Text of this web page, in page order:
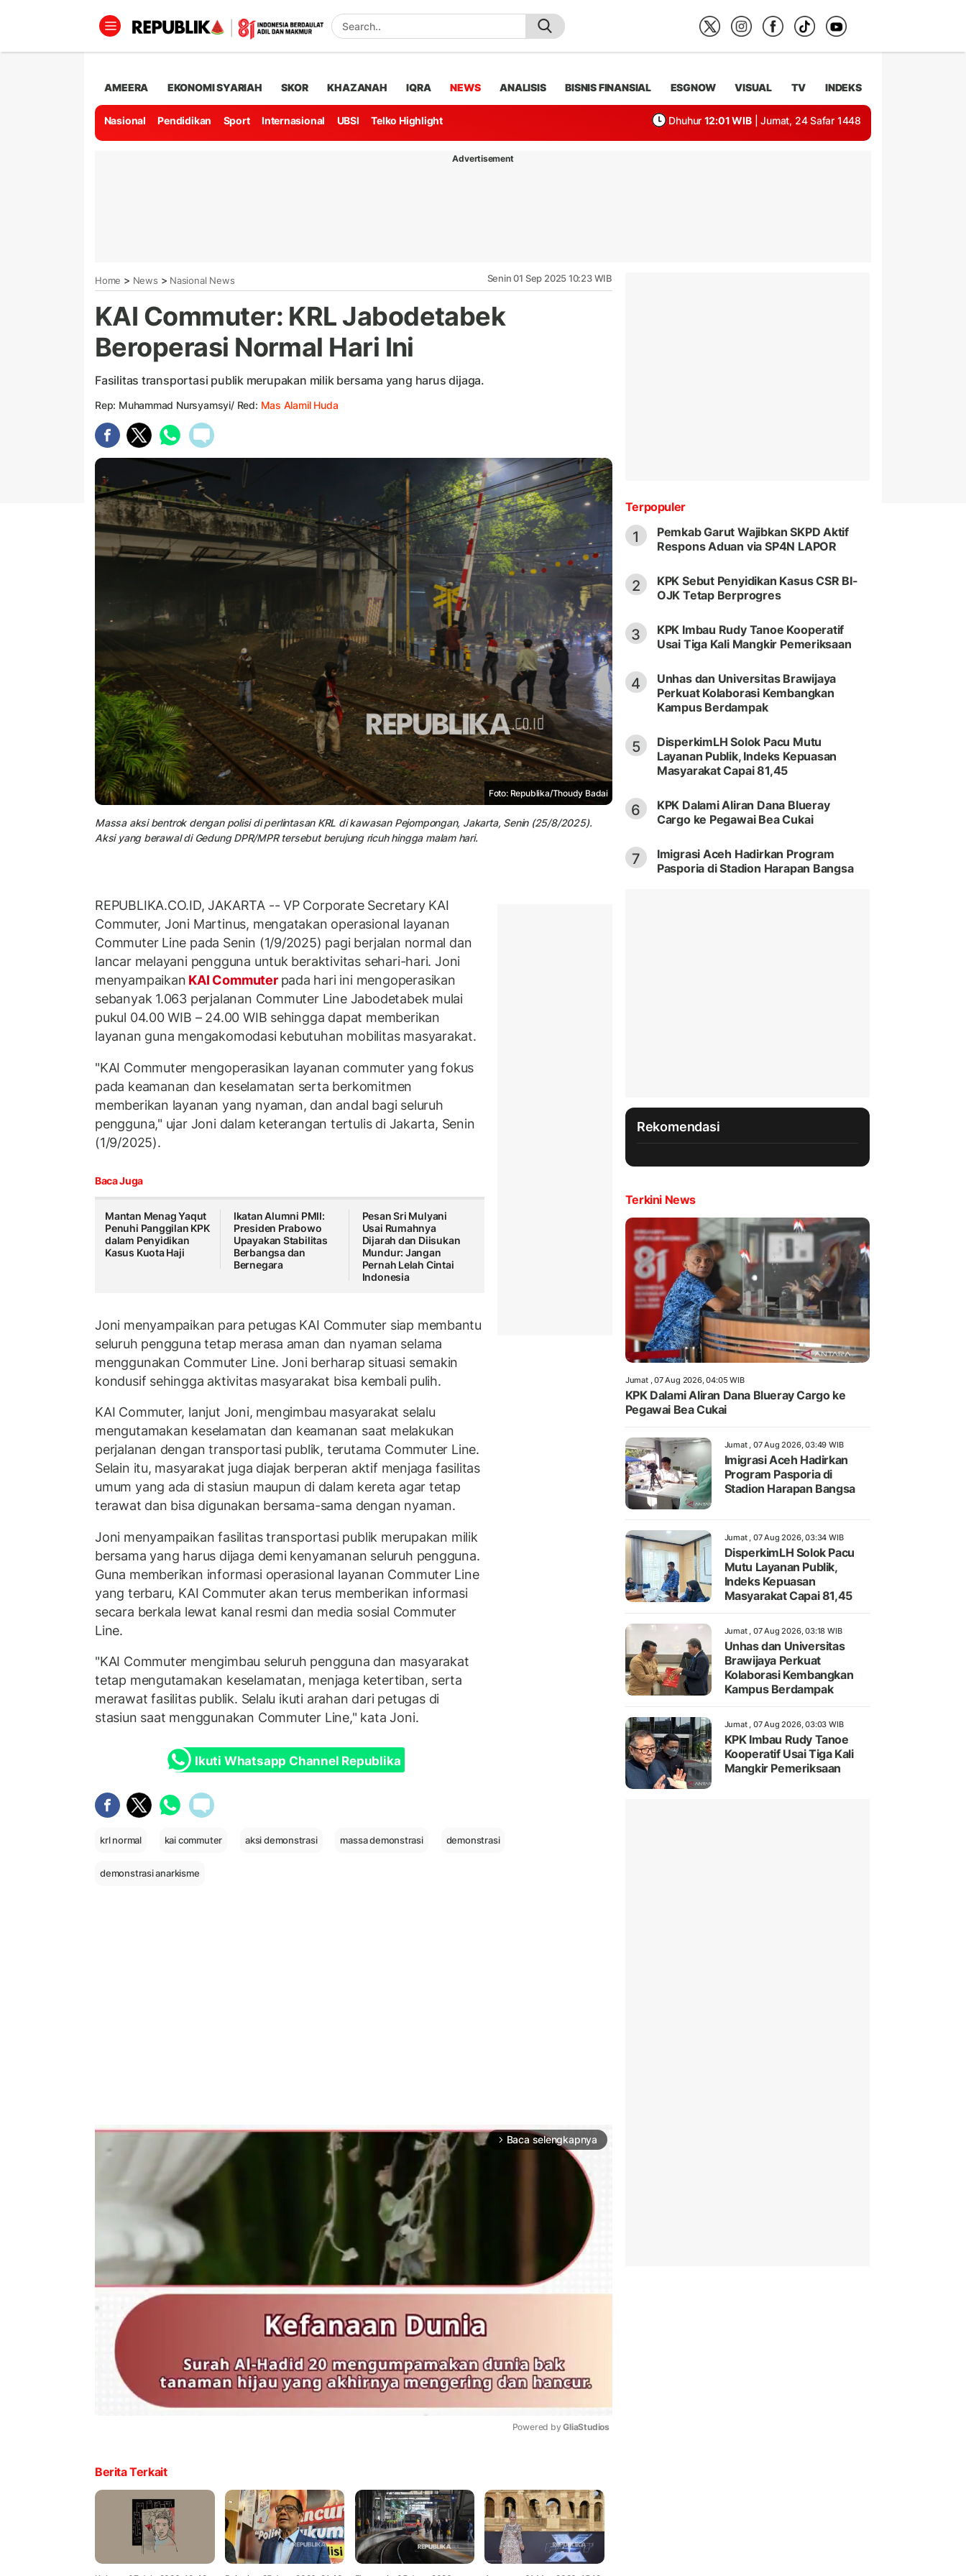
AMEERA EKONOMI SYARIAH SKOR KHAZANAH IQRA NEWS ANALISIS BISNIS FINANSIAL ESGNOW VISUAL TV INDEKS
Nasional Pendidikan Sport Internasional UBSI Telko Highlight Dhuhur 12:01 WIB | Jumat, 24 Safar 1448
Advertisement
Home > News > Nasional News Senin 01 Sep 2025 10:23 WIB
KAI Commuter: KRL Jabodetabek
Beroperasi Normal Hari Ini
Fasilitas transportasi publik merupakan milik bersama yang harus dijaga.
Rep: Muhammad Nursyamsyi/ Red: Mas Alamil Huda
Foto: Republika/Thoudy Badai
Massa aksi bentrok dengan polisi di perlintasan KRL di kawasan Pejompongan, Jakarta, Senin (25/8/2025).
Aksi yang berawal di Gedung DPR/MPR tersebut berujung ricuh hingga malam hari.
REPUBLIKA.CO.ID, JAKARTA -- VP Corporate Secretary KAI
Commuter, Joni Martinus, mengatakan operasional layanan
Commuter Line pada Senin (1/9/2025) pagi berjalan normal dan
lancar melayani pengguna untuk beraktivitas sehari-hari. Joni
menyampaikan KAI Commuter pada hari ini mengoperasikan
sebanyak 1.063 perjalanan Commuter Line Jabodetabek mulai
pukul 04.00 WIB – 24.00 WIB sehingga dapat memberikan
layanan guna mengakomodasi kebutuhan mobilitas masyarakat.
"KAI Commuter mengoperasikan layanan commuter yang fokus
pada keamanan dan keselamatan serta berkomitmen
memberikan layanan yang nyaman, dan andal bagi seluruh
pengguna," ujar Joni dalam keterangan tertulis di Jakarta, Senin
(1/9/2025).
Baca Juga
Mantan Menag Yaqut
Penuhi Panggilan KPK
dalam Penyidikan
Kasus Kuota Haji
Ikatan Alumni PMII:
Presiden Prabowo
Upayakan Stabilitas
Berbangsa dan
Bernegara
Pesan Sri Mulyani
Usai Rumahnya
Dijarah dan Diisukan
Mundur: Jangan
Pernah Lelah Cintai
Indonesia
Joni menyampaikan para petugas KAI Commuter siap membantu
seluruh pengguna tetap merasa aman dan nyaman selama
menggunakan Commuter Line. Joni berharap situasi semakin
kondusif sehingga aktivitas masyarakat bisa kembali pulih.
KAI Commuter, lanjut Joni, mengimbau masyarakat selalu
mengutamakan keselamatan dan keamanan saat melakukan
perjalanan dengan transportasi publik, terutama Commuter Line.
Selain itu, masyarakat juga diajak berperan aktif menjaga fasilitas
umum yang ada di stasiun maupun di dalam kereta agar tetap
terawat dan bisa digunakan bersama-sama dengan nyaman.
Joni menyampaikan fasilitas transportasi publik merupakan milik
bersama yang harus dijaga demi kenyamanan seluruh pengguna.
Guna memberikan informasi operasional layanan Commuter Line
yang terbaru, KAI Commuter akan terus memberikan informasi
secara berkala lewat kanal resmi dan media sosial Commuter
Line.
"KAI Commuter mengimbau seluruh pengguna dan masyarakat
tetap mengutamakan keselamatan, menjaga ketertiban, serta
merawat fasilitas publik. Selalu ikuti arahan dari petugas di
stasiun saat menggunakan Commuter Line," kata Joni.
Ikuti Whatsapp Channel Republika
krl normal kai commuter aksi demonstrasi massa demonstrasi demonstrasi
demonstrasi anarkisme
arrow_forward_ios Baca selengkapnya
Powered by GliaStudios
Berita Terkait
Terpopuler
1
Pemkab Garut Wajibkan SKPD Aktif
Respons Aduan via SP4N LAPOR
2
KPK Sebut Penyidikan Kasus CSR BI-
OJK Tetap Berprogres
3
KPK Imbau Rudy Tanoe Kooperatif
Usai Tiga Kali Mangkir Pemeriksaan
4
Unhas dan Universitas Brawijaya
Perkuat Kolaborasi Kembangkan
Kampus Berdampak
5
DisperkimLH Solok Pacu Mutu
Layanan Publik, Indeks Kepuasan
Masyarakat Capai 81,45
6
KPK Dalami Aliran Dana Blueray
Cargo ke Pegawai Bea Cukai
7
Imigrasi Aceh Hadirkan Program
Pasporia di Stadion Harapan Bangsa
Rekomendasi
Terkini News
Jumat , 07 Aug 2026, 04:05 WIB
KPK Dalami Aliran Dana Blueray Cargo ke
Pegawai Bea Cukai
Jumat , 07 Aug 2026, 03:49 WIB
Imigrasi Aceh Hadirkan
Program Pasporia di
Stadion Harapan Bangsa
Jumat , 07 Aug 2026, 03:34 WIB
DisperkimLH Solok Pacu
Mutu Layanan Publik,
Indeks Kepuasan
Masyarakat Capai 81,45
Jumat , 07 Aug 2026, 03:18 WIB
Unhas dan Universitas
Brawijaya Perkuat
Kolaborasi Kembangkan
Kampus Berdampak
Jumat , 07 Aug 2026, 03:03 WIB
KPK Imbau Rudy Tanoe
Kooperatif Usai Tiga Kali
Mangkir Pemeriksaan